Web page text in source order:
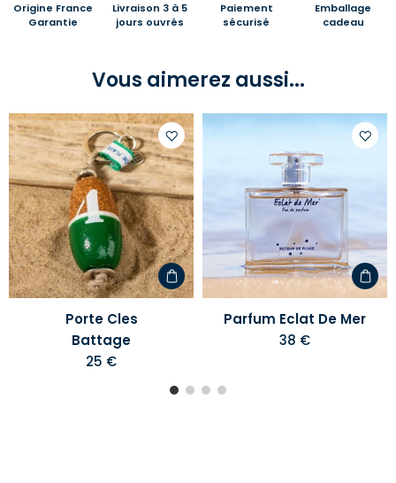
Origine France
Garantie
Livraison 3 à 5
jours ouvrés
Paiement
sécurisé
Emballage
cadeau
Vous aimerez aussi...
Ajouter
à
votre
liste
d'envies
Porte Cles
Battage
25 €
Parfum Eclat De Mer
38 €